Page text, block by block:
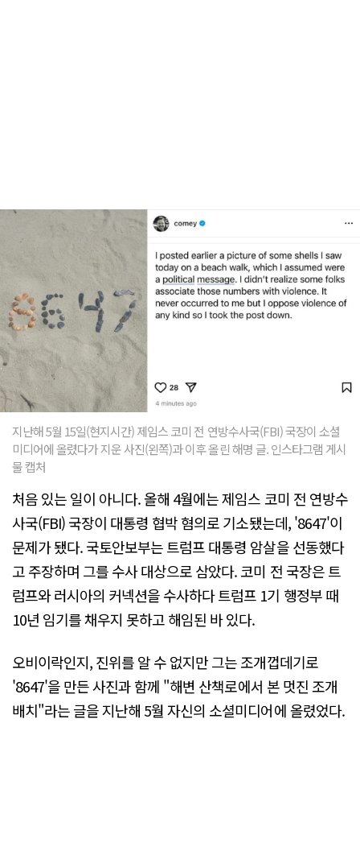
지난해 5월 15일(현지시간) 제임스 코미 전 연방수사국(FBI) 국장이 소셜
미디어에 올렸다가 지운 사진(왼쪽)과 이후 올린 해명 글. 인스타그램 게시
물 캡처
처음 있는 일이 아니다. 올해 4월에는 제임스 코미 전 연방수
사국(FBI) 국장이 대통령 협박 혐의로 기소됐는데, '8647'이
문제가 됐다. 국토안보부는 트럼프 대통령 암살을 선동했다
고 주장하며 그를 수사 대상으로 삼았다. 코미 전 국장은 트
럼프와 러시아의 커넥션을 수사하다 트럼프 1기 행정부 때
10년 임기를 채우지 못하고 해임된 바 있다.
오비이락인지, 진위를 알 수 없지만 그는 조개껍데기로
'8647'을 만든 사진과 함께 "해변 산책로에서 본 멋진 조개
배치"라는 글을 지난해 5월 자신의 소셜미디어에 올렸었다.